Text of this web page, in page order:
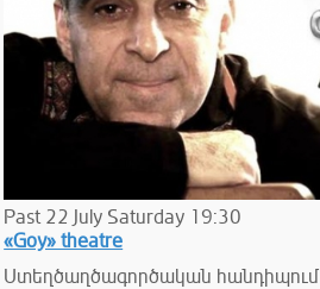
Past 22 July Saturday 19:30
«Goy» theatre
Ստեղծաղծագործական հանդիպում